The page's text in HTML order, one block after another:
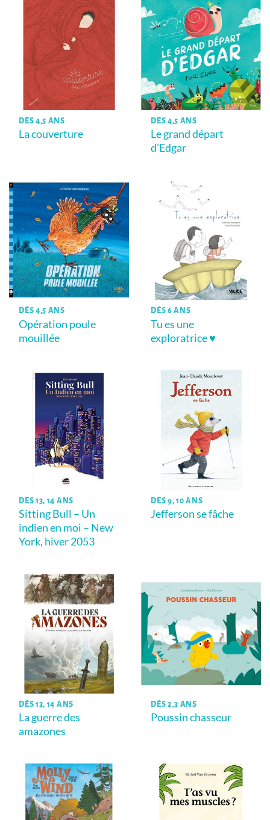
DÈS 4,5 ANS
La couverture
DÈS 4,5 ANS
Le grand départ
d’Edgar
DÈS 4,5 ANS
Opération poule
mouillée
DÈS 6 ANS
Tu es une
exploratrice ♥
DÈS 13, 14 ANS
Sitting Bull – Un
indien en moi – New
York, hiver 2053
DÈS 9, 10 ANS
Jefferson se fâche
DÈS 13, 14 ANS
La guerre des
amazones
DÈS 2,3 ANS
Poussin chasseur